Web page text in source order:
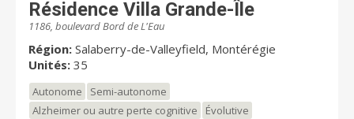
Résidence Villa Grande-Île
1186, boulevard Bord de L'Eau
Région: Salaberry-de-Valleyfield, Montérégie
Unités: 35
Autonome
Semi-autonome
Alzheimer ou autre perte cognitive
Évolutive